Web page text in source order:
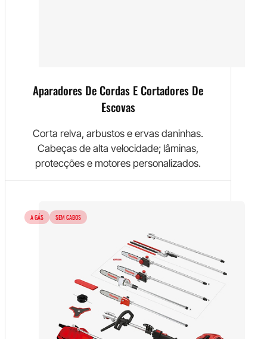
Aparadores De Cordas E Cortadores De
Escovas
Corta relva, arbustos e ervas daninhas.
Cabeças de alta velocidade; lâminas,
protecções e motores personalizados.
A GÁS SEM CABOS